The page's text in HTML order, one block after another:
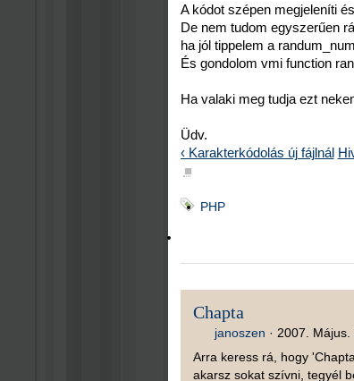
A kódot szépen megjeleníti
De nem tudom egyszerűen
ha jól tippelem a
És gondolom vmi function
Ha valaki meg tudja ezt
Üdv.
‹ Karakterkódolás új fájlnál
■
PHP
Chapta
janoszen · 2007. Május.
Arra keress rá, hogy
akarsz sokat szívni, tegyél